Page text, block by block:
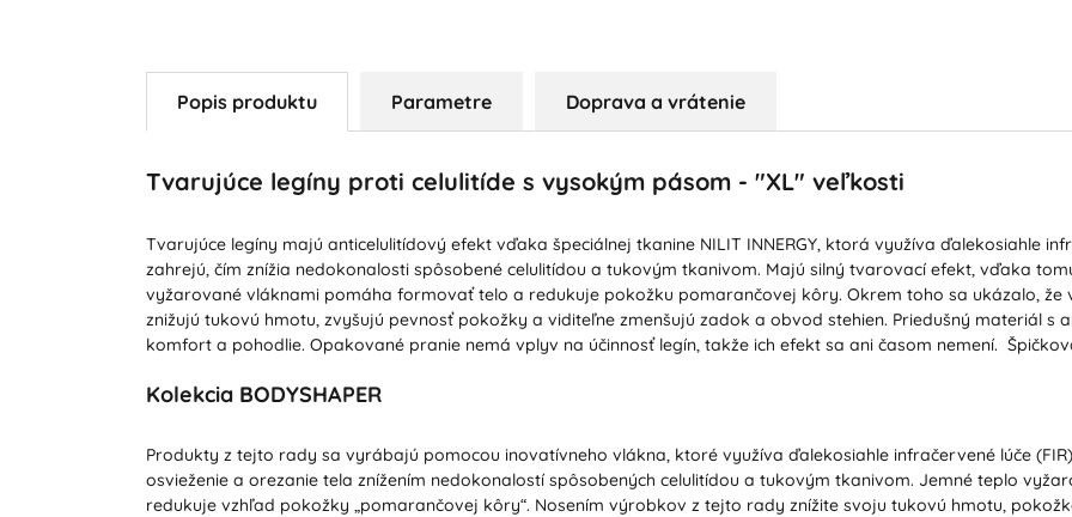
Popis produktu Parametre Doprava a vrátenie
Tvarujúce legíny proti celulitíde s vysokým pásom - "XL" veľkosti
Tvarujúce legíny majú anticelulitídový efekt vďaka špeciálnej tkanine NILIT INNERGY, ktorá využíva ďalekosiahle
zahrejú, čím znížia nedokonalosti spôsobené celulitídou a tukovým tkanivom. Majú silný tvarovací efekt, vďaka
vyžarované vláknami pomáha formovať telo a redukuje pokožku pomarančovej kôry. Okrem toho sa ukázalo,
znižujú tukovú hmotu, zvyšujú pevnosť pokožky a viditeľne zmenšujú zadok a obvod stehien. Priedušný materiál
komfort a pohodlie. Opakované pranie nemá vplyv na účinnosť legín, takže ich efekt sa ani časom nemení.
Kolekcia BODYSHAPER
Produkty z tejto rady sa vyrábajú pomocou inovatívneho vlákna, ktoré využíva ďalekosiahle infračervené lúče
osvieženie a orezanie tela znížením nedokonalostí spôsobených celulitídou a tukovým tkanivom. Jemné teplo
redukuje vzhľad pokožky „pomarančovej kôry“. Nosením výrobkov z tejto rady znížite svoju tukovú hmotu,